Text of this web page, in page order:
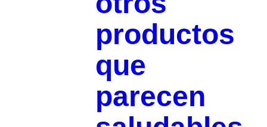
productos
que
parecen